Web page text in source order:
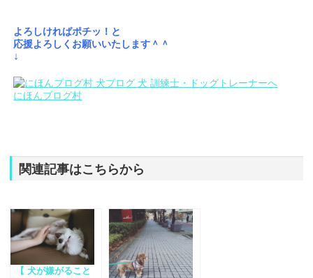
よろしければポチッ！と
応援よろしくお願いいたします＾＾
↓
にほんブログ村
関連記事はこちらから
【 犬が嫌がること